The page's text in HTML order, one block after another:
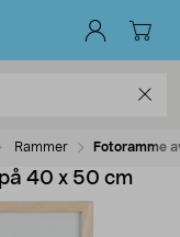
Rammer Fotoramme
40 x 50 cm